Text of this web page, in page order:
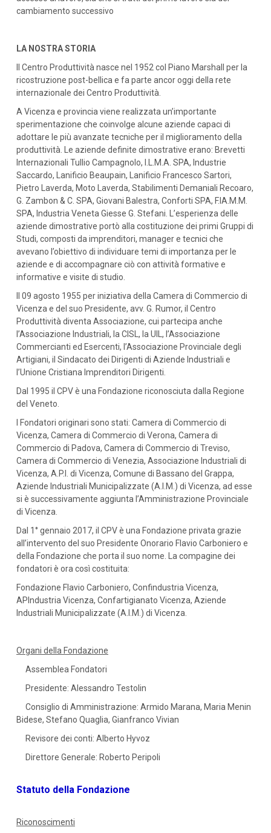
cambiamento successivo
LA NOSTRA STORIA
Il Centro Produttività nasce nel 1952 col Piano Marshall per la
ricostruzione post-bellica e fa parte ancor oggi della rete
internazionale dei Centro Produttività.
A Vicenza e provincia viene realizzata un’importante
sperimentazione che coinvolge alcune aziende capaci di
adottare le più avanzate tecniche per il miglioramento della
produttività. Le aziende definite dimostrative erano: Brevetti
Internazionali Tullio Campagnolo, I.L.M.A. SPA, Industrie
Saccardo, Lanificio Beaupain, Lanificio Francesco Sartori,
Pietro Laverda, Moto Laverda, Stabilimenti Demaniali Recoaro,
G. Zambon & C. SPA, Giovani Balestra, Conforti SPA, F.IA.M.M.
SPA, Industria Veneta Giesse G. Stefani. L’esperienza delle
aziende dimostrative portò alla costituzione dei primi Gruppi di
Studi, composti da imprenditori, manager e tecnici che
avevano l’obiettivo di individuare temi di importanza per le
aziende e di accompagnare ciò con attività formative e
informative e visite di studio.
Il 09 agosto 1955 per iniziativa della Camera di Commercio di
Vicenza e del suo Presidente, avv. G. Rumor, il Centro
Produttività diventa Associazione, cui partecipa anche
l’Associazione Industriali, la CISL, la UIL, l’Associazione
Commercianti ed Esercenti, l’Associazione Provinciale degli
Artigiani, il Sindacato dei Dirigenti di Aziende Industriali e
l’Unione Cristiana Imprenditori Dirigenti.
Dal 1995 il CPV è una Fondazione riconosciuta dalla Regione
del Veneto.
I Fondatori originari sono stati: Camera di Commercio di
Vicenza, Camera di Commercio di Verona, Camera di
Commercio di Padova, Camera di Commercio di Treviso,
Camera di Commercio di Venezia, Associazione Industriali di
Vicenza, A.P.I. di Vicenza, Comune di Bassano del Grappa,
Aziende Industriali Municipalizzate (A.I.M.) di Vicenza, ad esse
si è successivamente aggiunta l’Amministrazione Provinciale
di Vicenza.
Dal 1° gennaio 2017, il CPV è una Fondazione privata grazie
all’intervento del suo Presidente Onorario Flavio Carboniero e
della Fondazione che porta il suo nome. La compagine dei
fondatori è ora così costituita:
Fondazione Flavio Carboniero, Confindustria Vicenza,
APIndustria Vicenza, Confartigianato Vicenza, Aziende
Industriali Municipalizzate (A.I.M.) di Vicenza.
Organi della Fondazione
Assemblea Fondatori
Presidente: Alessandro Testolin
Consiglio di Amministrazione: Armido Marana, Maria Menin
Bidese, Stefano Quaglia, Gianfranco Vivian
Revisore dei conti: Alberto Hyvoz
Direttore Generale: Roberto Peripoli
Statuto della Fondazione
Riconoscimenti